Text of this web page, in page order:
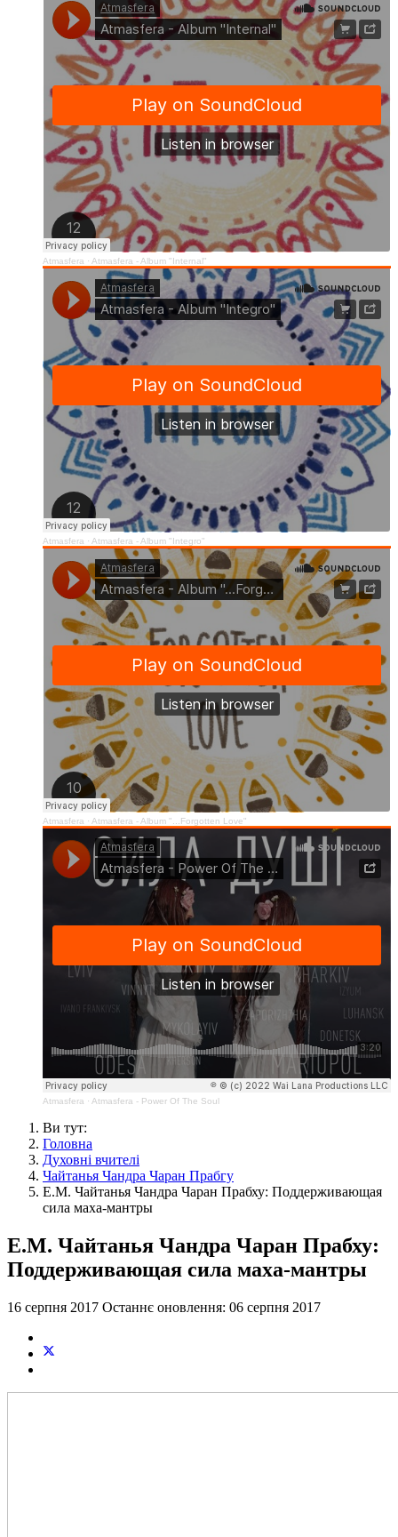
Atmasfera · Atmasfera - Album "Internal"
Atmasfera · Atmasfera - Album "Integro"
Atmasfera · Atmasfera - Album "...Forgotten Love"
Atmasfera · Atmasfera - Power Of The Soul
Ви тут:
Головна
Духовні вчителі
Чайтанья Чандра Чаран Прабгу
Е.М. Чайтанья Чандра Чаран Прабху: Поддерживающая
сила маха-мантры
Е.М. Чайтанья Чандра Чаран Прабху:
Поддерживающая сила маха-мантры
16 серпня 2017 Останнє оновлення: 06 серпня 2017